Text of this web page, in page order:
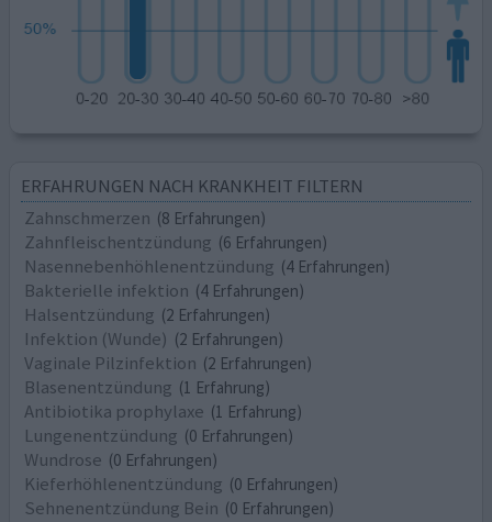
ERFAHRUNGEN NACH KRANKHEIT FILTERN
Zahnschmerzen (8 Erfahrungen)
Zahnfleischentzündung (6 Erfahrungen)
Nasennebenhöhlenentzündung (4 Erfahrungen)
Bakterielle infektion (4 Erfahrungen)
Halsentzündung (2 Erfahrungen)
Infektion (Wunde) (2 Erfahrungen)
Vaginale Pilzinfektion (2 Erfahrungen)
Blasenentzündung (1 Erfahrung)
Antibiotika prophylaxe (1 Erfahrung)
Lungenentzündung (0 Erfahrungen)
Wundrose (0 Erfahrungen)
Kieferhöhlenentzündung (0 Erfahrungen)
Sehnenentzündung Bein (0 Erfahrungen)